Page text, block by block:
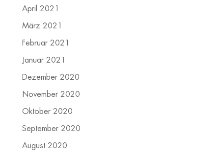
April 2021
März 2021
Februar 2021
Januar 2021
Dezember 2020
November 2020
Oktober 2020
September 2020
August 2020